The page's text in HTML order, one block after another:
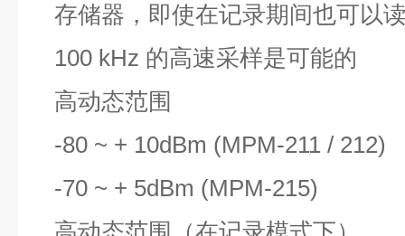
存储器，即使在记录期间也可以
100 kHz 的高速采样是可能的
高动态范围
-80 ~ + 10dBm (MPM-211 / 212)
-70 ~ + 5dBm (MPM-215)